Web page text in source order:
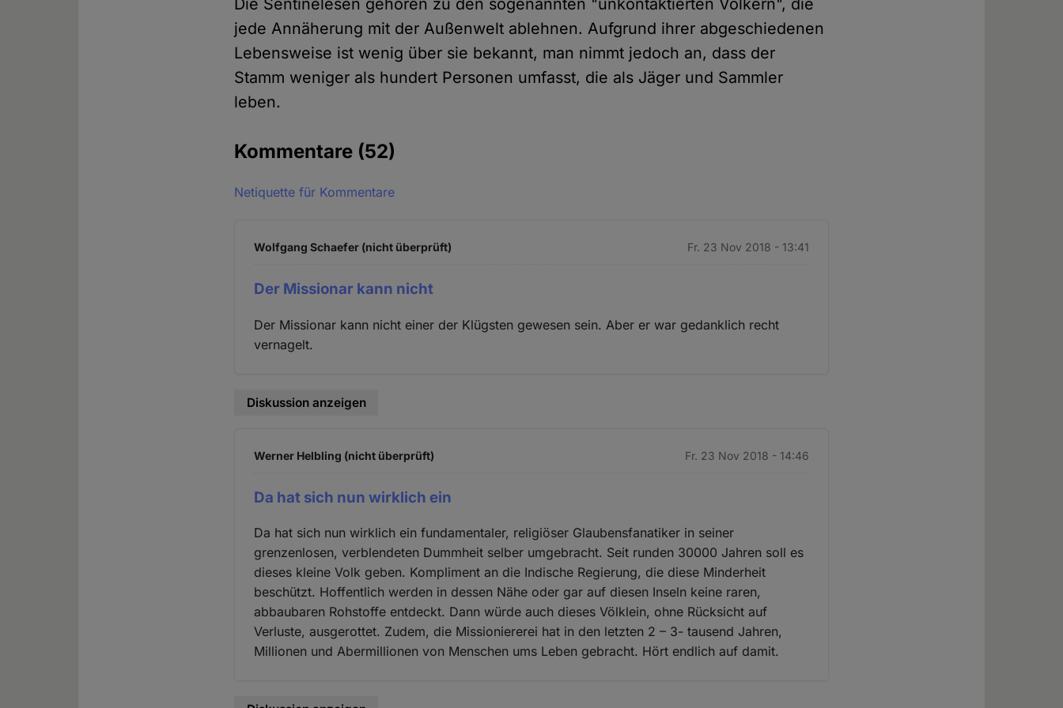
Die Sentinelesen gehören zu den sogenannten "unkontaktierten Völkern", die
jede Annäherung mit der Außenwelt ablehnen. Aufgrund ihrer abgeschiedenen
Lebensweise ist wenig über sie bekannt, man nimmt jedoch an, dass der
Stamm weniger als hundert Personen umfasst, die als Jäger und Sammler
leben.
Kommentare (52)
Netiquette für Kommentare
Wolfgang Schaefer (nicht überprüft) Fr. 23 Nov 2018 - 13:41
Der Missionar kann nicht
Der Missionar kann nicht einer der Klügsten gewesen sein. Aber er war gedanklich recht
vernagelt.
Diskussion anzeigen
Werner Helbling (nicht überprüft) Fr. 23 Nov 2018 - 14:46
Da hat sich nun wirklich ein
Da hat sich nun wirklich ein fundamentaler, religiöser Glaubensfanatiker in seiner
grenzenlosen, verblendeten Dummheit selber umgebracht. Seit runden 30000 Jahren soll es
dieses kleine Volk geben. Kompliment an die Indische Regierung, die diese Minderheit
beschützt. Hoffentlich werden in dessen Nähe oder gar auf diesen Inseln keine raren,
abbaubaren Rohstoffe entdeckt. Dann würde auch dieses Völklein, ohne Rücksicht auf
Verluste, ausgerottet. Zudem, die Missioniererei hat in den letzten 2 – 3- tausend Jahren,
Millionen und Abermillionen von Menschen ums Leben gebracht. Hört endlich auf damit.